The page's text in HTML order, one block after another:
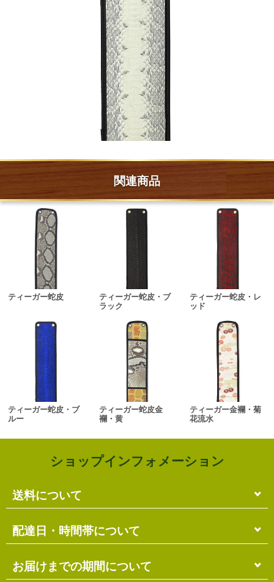
関連商品
ティーガー蛇皮
ティーガー蛇皮・ブ
ラック
ティーガー蛇皮・レ
ッド
ティーガー蛇皮・ブ
ルー
ティーガー蛇皮金
襴・黄
ティーガー金襴・菊
花流水
ショップインフォメーション
送料について
単品のみの場合
各商品に記載の送料となります。
複数商品の場合
配達日・時間帯について
配達日・配達時間帯のご指定は出来ません。
お届けまでの期間について